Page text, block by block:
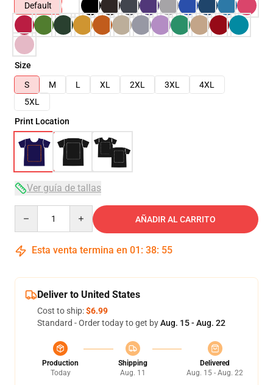
Default
Size
S
M L XL 2XL 3XL
4XL
5XL
Print Location
Ver guía de tallas
AÑADIR AL CARRITO
Esta venta termina en 01 : 38: 54
Deliver to United States
Cost to ship:$6.99
Standard - Order today to get byAug. 15 - Aug. 22
Production
Today
Shipping
Aug. 11
Delivered
Aug. 15 - Aug. 22